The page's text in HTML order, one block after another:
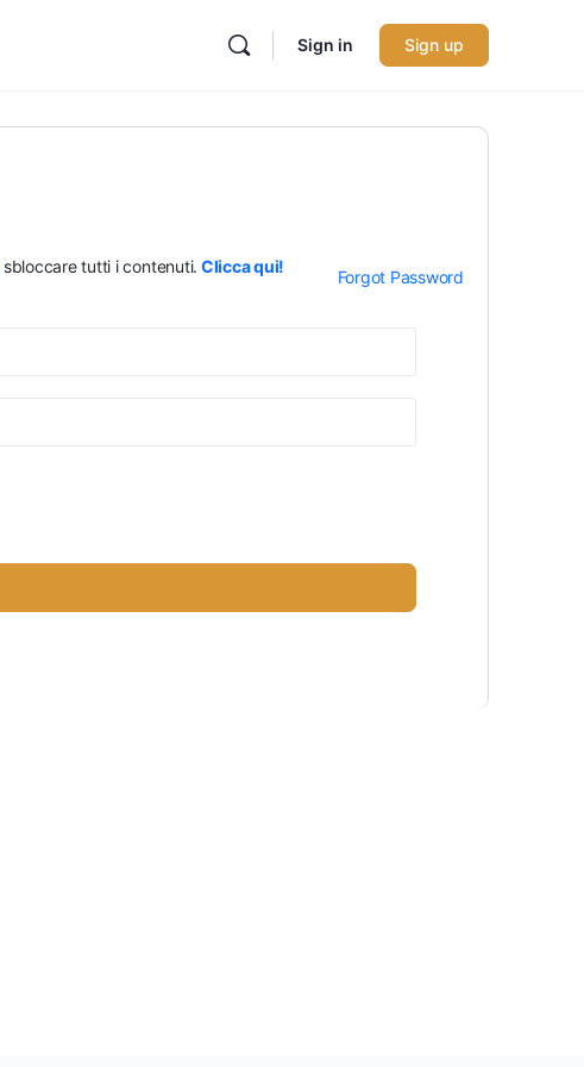
Sign in Sign up
sbloccare tutti i contenuti. Clicca qui!
Forgot Password